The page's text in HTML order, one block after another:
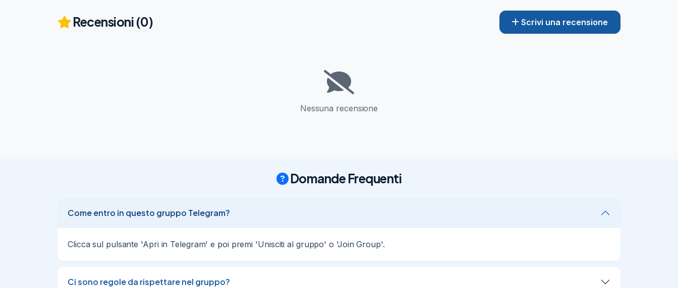
Recensioni (0) Scrivi una recensione
Nessuna recensione
Domande Frequenti
Come entro in questo gruppo Telegram?
Clicca sul pulsante 'Apri in Telegram' e poi premi 'Unisciti al gruppo' o 'Join Group'.
Ci sono regole da rispettare nel gruppo?